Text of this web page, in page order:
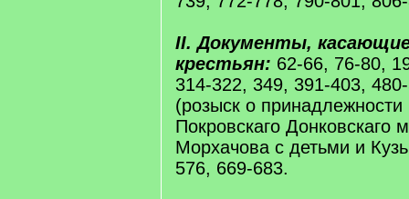
II. Документы,
крестьян: 62-66, 76-80,
314-322, 349, 391-403,
(розыск о принадлежности
Покровскаго Донковскаго
Морхачова с детьми и
576, 669-683.